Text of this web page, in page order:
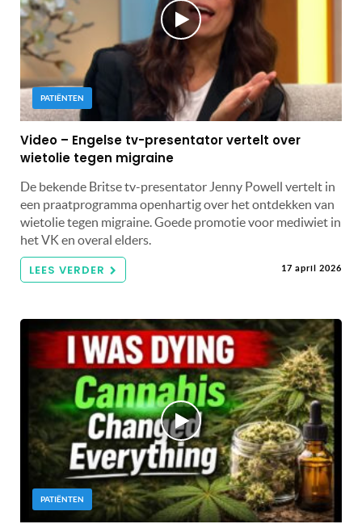
PATIËNTEN
Video – Engelse tv-presentator vertelt over
wietolie tegen migraine
De bekende Britse tv-presentator Jenny Powell vertelt in
een praatprogramma openhartig over het ontdekken van
wietolie tegen migraine. Goede promotie voor mediwiet in
het VK en overal elders.
LEES VERDER 17 april 2026
PATIËNTEN